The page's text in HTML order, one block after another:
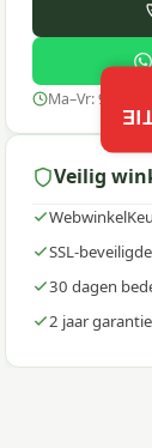
Ma–Vr:
Veilig
SSL-
30 dagen
2 jaar garantie